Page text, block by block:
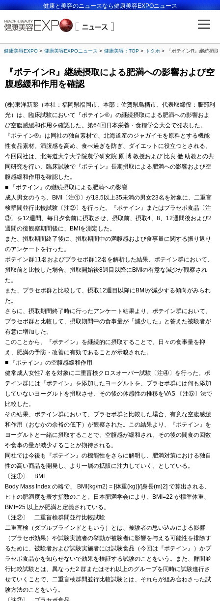
健康と美容のニュースなら健康美容EXPOニュース
健康美容EXPO 健康美容EXPOニュース 健康美容：TOP トクホ 『ポテインR』継続摂
『ポテインR』継続摂取による肥満への影響および空
腹感緩和作用を確認
(株)東洋新薬（本社：福岡県福岡市、本部：佐賀県鳥栖市、代表取締役：服部利
光）は、臨床試験において『ポテイン®』の継続摂取による肥満への影響およ
び空腹感緩和作用を確認した。第64回日本栄養・食糧学会大会で発表した。
『ポテイン®』は同社の独自素材で、北海道産のジャガイモを原料とする機能
性食品素材。満腹感を高め、食べ過ぎを防ぎ、ダイエットに役立つとされる。
今回同社は、北海道大学大学院農学研究院 原 博 教授および 比良 徹 助教との共
同研究を行い、臨床試験で『ポテイン』長期摂取による肥満への影響および空
腹感緩和作用を確認した。
■ 『ポテイン』の継続摂取による肥満への影響
成人男女のうち、BMI〔注①〕が18.5以上35未満の男女23名を対象に、二重盲
検群間並行比較試験〔注②〕を行った。『ポテイン』またはプラセボ食品〔注
③〕を12週間、毎日夕食前に摂取させ、摂取前、摂取4、8、12週間後および2
週間の後観察期間後に、BMIを測定した。
また、摂取期間終了後に、摂取期間中の満腹感および食事量に関する振り返り
のアンケートを行った。
ポテイン群11名およびプラセボ群12名を解析した結果、ポテイン群において、
摂取前と比較した場合、摂取開始後8週目以降にBMIの有意な減少が観察され
た。
また、プラセボ群と比較して、摂取12週目以降にBMIが減少する傾向がみられ
た。
さらに、摂取期間終了時に行ったアンケート結果より、ポテイン群において、
プラセボ群と比較して、摂取期間中の食事量が「減少した」と答えた被験者が
有意に増加した。
このことから、『ポテイン』を継続的に摂取することで、日々の食事量を抑
え、肥満の予防・改善に有効であることが示唆された。
■ 『ポテイン』の空腹感緩和作用
健常成人女性7 名を対象に二重盲検クロスオーバー試験〔注④〕を行った。ポ
テイン群には『ポテイン』を添加したヨーグルトを、プラセボ群には何も添加
していないヨーグルトを摂取させ、その後の体感性の推移をVAS 〔注⑤〕法で
比較した。
その結果、ポテイン群において、プラセボ群と比較した場合、有意な空腹感緩
和作用（おなかの余裕の低下）が観察された。この結果より、『ポテイン』を
ヨーグルトと一緒に摂取することで、空腹感が緩和され、その後の間食の回数
や食事の量が減少することが期待される。
同社では今後も『ポテイン』の機能性をさらに解明し、肥満対策における独自
性の高い商品を開発し、より一層の拡販に注力していく、としている。
〔注①〕 BMI
Body Mass Index の略で、 BMI(kg/m2) = [体重(kg)]/[身長(m)2] で算出される、
ヒトの肥満度を表す指数のこと。日本肥満学会により、BMI=22 が標準体重、
BMI=25 以上が肥満と定義されている。
〔注②〕 二重盲検群間並行比較試験
二重盲検（ダブルブラインドともいう）とは、被験者の思い込みによる影響
（プラセボ効果）や試験実施者の挙動が被験者に影響を与える可能性を排除す
るために、被験者および試験実施者には試験食品（今回は『ポテイン』）かプ
ラセボ食品かを知らせないで効果を検証する試験のことをいう。また、群間並
行比較試験とは、異なった2 群またはそれ以上のグループを同時に試験進行さ
せていくことで、二重盲検群間並行比較試験とは、それらが組み合わさった試
験方法のことをいう。